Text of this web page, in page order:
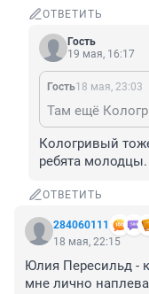
ОТВЕТИТЬ
Гость
19 мая, 16:17
Гость18 мая, 23:03
Кологривый
ребята молодцы.
ОТВЕТИТЬ
284060111
18 мая, 22:15
Юлия Пересильд -
мне лично